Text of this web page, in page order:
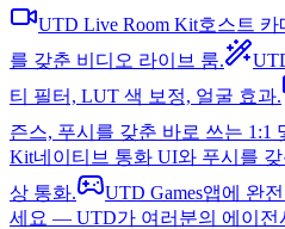
UTD Live Room Kit호스트 카
를 갖춘 비디오 라이브 룸.
티 필터, LUT 색 보정, 얼굴 효과.
즌스, 푸시를 갖춘 바로 쓰는 1:1
Kit네이티브 통화 UI와 푸시를
상 통화.
UTD Games앱에 완
세요 — UTD가 여러분의 에이전